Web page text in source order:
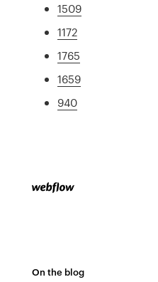
1509
1172
1765
1659
940
On the blog